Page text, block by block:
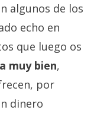
algunos de los
echo en
que luego os
muy bien,
por
dinero